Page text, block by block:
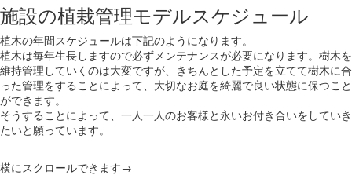
施設の植栽管理モデルスケジュール
植木の年間スケジュールは下記のようになります。
植木は毎年生長しますので必ずメンテナンスが必要になります。樹木を
維持管理していくのは大変ですが、きちんとした予定を立てて樹木に合
った管理をすることによって、大切なお庭を綺麗で良い状態に保つこと
ができます。
そうすることによって、一人一人のお客様と永いお付き合いをしていき
たいと願っています。
横にスクロールできます→